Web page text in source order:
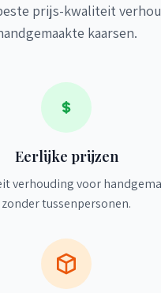
prijs-kwaliteit
kaarsen.
Eerlijke prijzen
verhouding voor
zonder tussenpersonen.